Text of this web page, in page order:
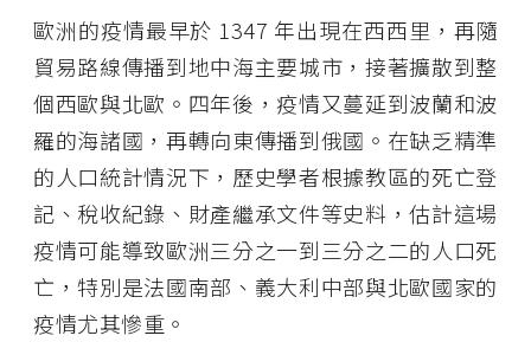
歐洲的疫情最早於 1347 年出現在西西里，再隨
貿易路線傳播到地中海主要城市，接著擴散到整
個西歐與北歐。四年後，疫情又蔓延到波蘭和波
羅的海諸國，再轉向東傳播到俄國。在缺乏精準
的人口統計情況下，歷史學者根據教區的死亡登
記、稅收紀錄、財產繼承文件等史料，估計這場
疫情可能導致歐洲三分之一到三分之二的人口死
亡，特別是法國南部、義大利中部與北歐國家的
疫情尤其慘重。